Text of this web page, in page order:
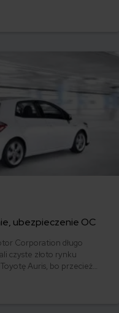
marzeniem wielu osób
ubezpieczenie OC
Corporation długo
czyste złoto rynku
Auris, bo przecież
miał zostać następcą